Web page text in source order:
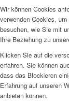
Wir können Cookies
verwenden Cookies,
besuchen, wie Sie mit
Ihre Beziehung zu
Klicken Sie auf die
erfahren. Sie können
dass das Blockieren
Erfahrung auf unseren
anbieten können.